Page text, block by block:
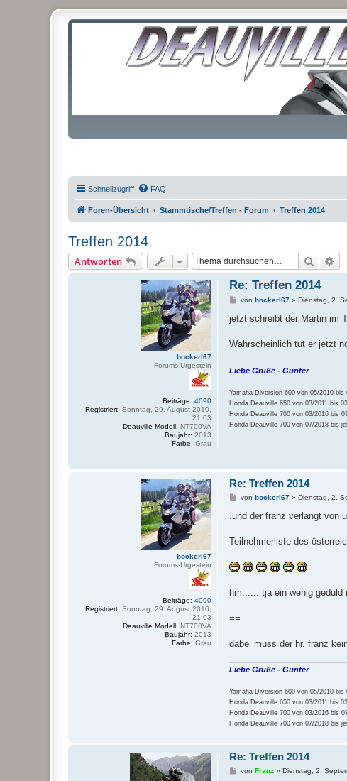
Schnellzugriff FAQ
Foren-Übersicht Stammtische/Treffen - Forum Treffen 2014
Treffen 2014
Antworten Suche
bockerl67
Forums-Urgestein
Beiträge: 4090
Registriert: Sonntag, 29. August 2010,
21:03
Deauville Modell: NT700VA
Baujahr: 2013
Farbe: Grau
Re: Treffen 2014
B
i
a
von bockerl67» Dienstag, 2.
jetzt schreibt der Martin im
Wahrscheinlich tut er jetzt
Liebe Grüße - Günter
Yamaha Diversion 600 von 05/2010 bis
Honda Deauville 650 von 03/2011 bis
Honda Deauville 700 von 03/2016 bis
Honda Deauville 700 von 07/2018 bis
bockerl67
Forums-Urgestein
Beiträge: 4090
Registriert: Sonntag, 29. August 2010,
21:03
Deauville Modell: NT700VA
Baujahr: 2013
Farbe: Grau
Re: Treffen 2014
B
i
a
von bockerl67» Dienstag, 2.
.und der franz verlangt von
Teilnehmerliste des
hm...... tja ein wenig geduld
==
dabei muss der hr. franz
Liebe Grüße - Günter
Yamaha Diversion 600 von 05/2010 bis
Honda Deauville 650 von 03/2011 bis
Honda Deauville 700 von 03/2016 bis
Honda Deauville 700 von 07/2018 bis
Re: Treffen 2014
Bvon Franz» Dienstag, 2.